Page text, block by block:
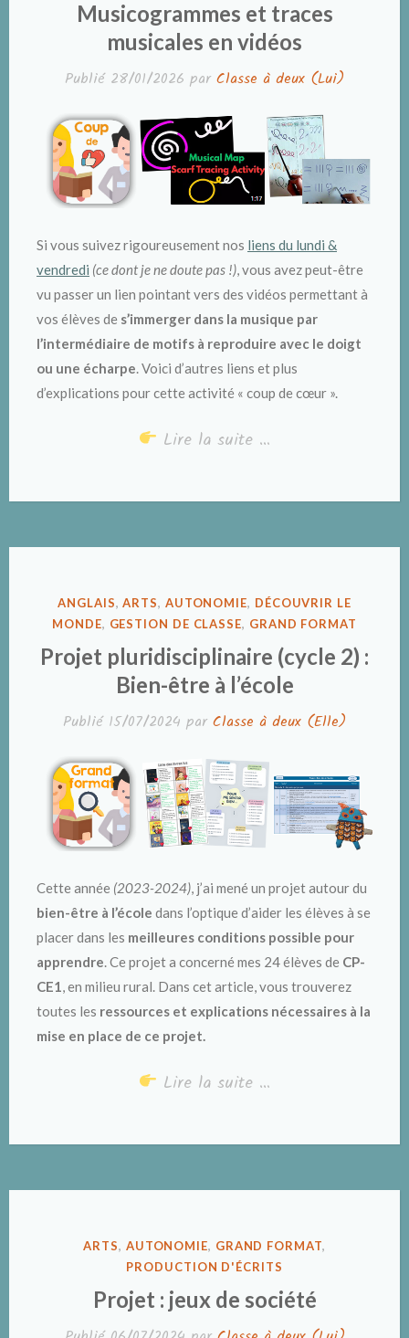
Musicogrammes et traces
musicales en vidéos
Publié 28/01/2026 par Classe à deux (Lui)
Si vous suivez rigoureusement nos liens du lundi &
vendredi (ce dont je ne doute pas !), vous avez peut-être
vu passer un lien pointant vers des vidéos permettant à
vos élèves de s’immerger dans la musique par
l’intermédiaire de motifs à reproduire avec le doigt
ou une écharpe. Voici d’autres liens et plus
d’explications pour cette activité « coup de cœur ».
Lire la suite …
PUBLIÉ
DANS
ANGLAIS,ARTS, AUTONOMIE, DÉCOUVRIR LE
MONDE, GESTION DE CLASSE, GRAND FORMAT
Projet pluridisciplinaire (cycle 2) :
Bien-être à l’école
Publié 15/07/2024 par Classe à deux (Elle)
Cette année (2023-2024), j’ai mené un projet autour du
bien-être à l’école dans l’optique d’aider les élèves à se
placer dans les meilleures conditions possible pour
apprendre. Ce projet a concerné mes 24 élèves de CP-
CE1, en milieu rural. Dans cet article, vous trouverez
toutes les ressources et explications nécessaires à la
mise en place de ce projet.
Lire la suite …
PUBLIÉ
ARTS, AUTONOMIE, GRAND FORMAT,
PRODUCTION D'ÉCRITS
Projet : jeux de société